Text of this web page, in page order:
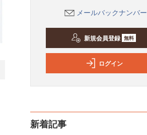
メールバックナンバー
新規会員登録 無料
ログイン
新着記事